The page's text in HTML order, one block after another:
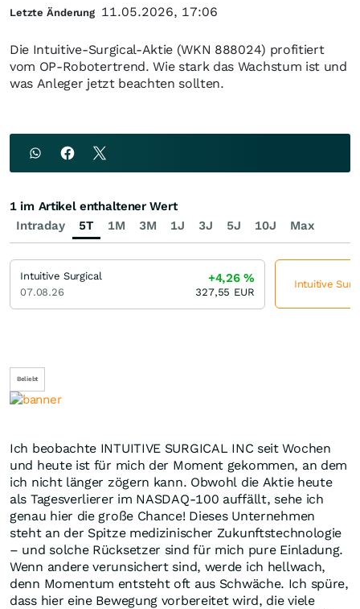
Die Intuitive-Surgical-Aktie (WKN 888024) profitiert
vom OP-Robotertrend. Wie stark das Wachstum ist und
was Anleger jetzt beachten sollten.
Beliebt
Ich beobachte INTUITIVE SURGICAL INC seit Wochen
und heute ist für mich der Moment gekommen, an dem
ich nicht länger zögern kann. Obwohl die Aktie heute
als Tagesverlierer im NASDAQ-100 auffällt, sehe ich
genau hier die große Chance! Dieses Unternehmen
steht an der Spitze medizinischer Zukunftstechnologie
– und solche Rücksetzer sind für mich pure Einladung.
Wenn andere verunsichert sind, werde ich hellwach,
denn Momentum entsteht oft aus Schwäche. Ich spüre,
dass hier eine Bewegung vorbereitet wird, die viele
Letzte Änderung 11.05.2026, 17:06
Intraday 5T 1M 3M 1J 3J 5J 10J Max
1 im Artikel enthaltener Wert
Intuitive Surgical
07.08.26
+4,26%
327,55 EUR
Intuitive